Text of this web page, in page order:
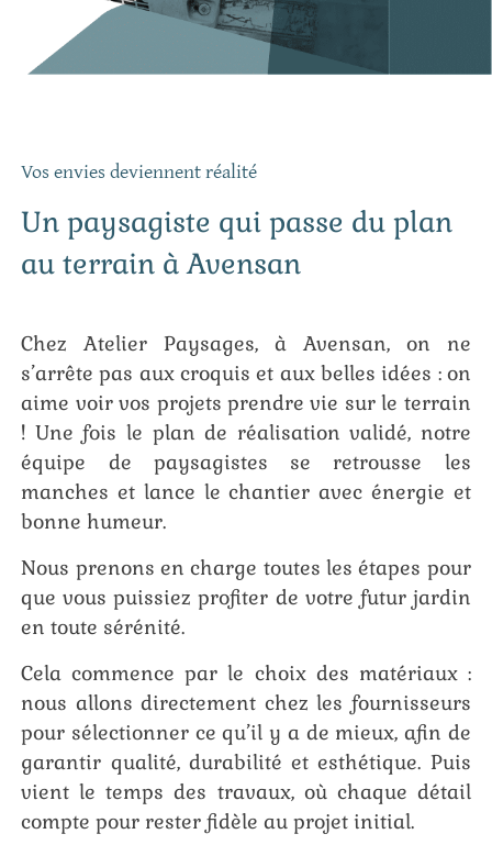
Vos envies deviennent réalité
Un paysagiste qui passe du plan
au terrain à Avensan
Chez Atelier Paysages, à Avensan, on ne
s’arrête pas aux croquis et aux belles idées : on
aime voir vos projets prendre vie sur le terrain
! Une fois le plan de réalisation validé, notre
équipe de paysagistes se retrousse les
manches et lance le chantier avec énergie et
bonne humeur.
Nous prenons en charge toutes les étapes pour
que vous puissiez profiter de votre futur jardin
en toute sérénité.
Cela commence par le choix des matériaux :
nous allons directement chez les fournisseurs
pour sélectionner ce qu’il y a de mieux, afin de
garantir qualité, durabilité et esthétique. Puis
vient le temps des travaux, où chaque détail
compte pour rester fidèle au projet initial.